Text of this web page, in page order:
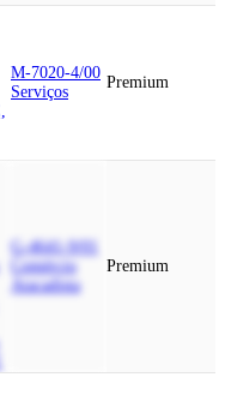
M-7020-4/00
Serviços
Premium
G-4641-9/01
Comércio
Atacadista
Premium